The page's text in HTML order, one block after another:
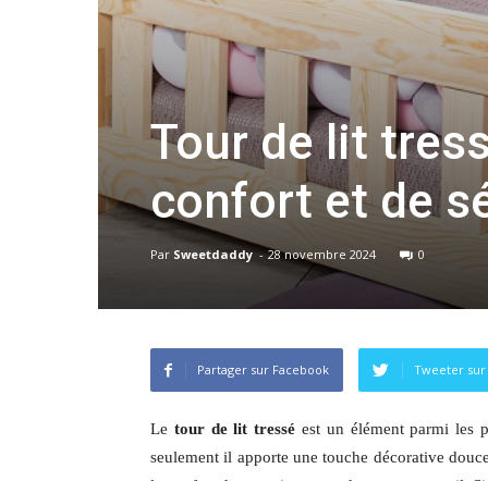
Tour de lit
confort et de
Par Sweetdaddy - 28 novembre 2024 0
Partager sur Facebook Tweeter
Le tour de lit tressé est un élément parmi les
seulement il apporte une touche décorative